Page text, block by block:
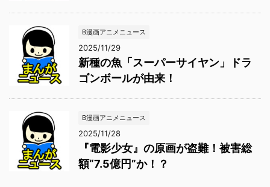
B漫画アニメニュース
2025/11/29
新種の魚「スーパーサイヤン」ドラ
ゴンボールが由来！
B漫画アニメニュース
2025/11/28
『電影少女』の原画が盗難！被害総
額“7.5億円”か！？